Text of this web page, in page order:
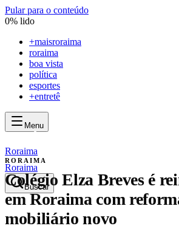
Pular para o conteúdo
0% lido
+maisroraima
roraima
boa vista
política
esportes
+entretê
Menu
maisroraima
mais
Roraima
Buscar
Roraima
RORAIMA
Colégio Elza Breves é
em Roraima com
mobiliário novo